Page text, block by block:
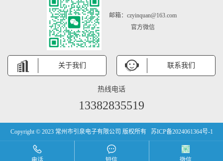
邮箱：czyinquan@163.com
官方微信
关于我们 联系我们
热线电话
13382835519
Copyright © 2023 常州市引泉电子有限公司 版权所有 苏ICP备2024061364号-1